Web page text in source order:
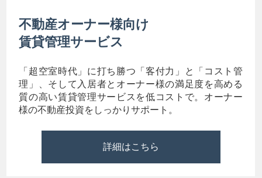
不動産オーナー様向け
賃貸管理サービス
「超空室時代」に打ち勝つ「客付力」と「コスト管
理」、そして入居者とオーナー様の満足度を高める
質の高い賃貸管理サービスを低コストで。オーナー
様の不動産投資をしっかりサポート。
詳細はこちら